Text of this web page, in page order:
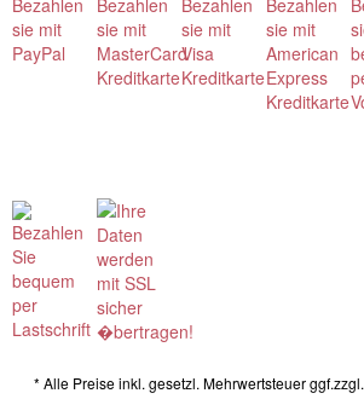
* Alle Preise inkl. gesetzl. Mehrwertsteuer ggf.zzgl.